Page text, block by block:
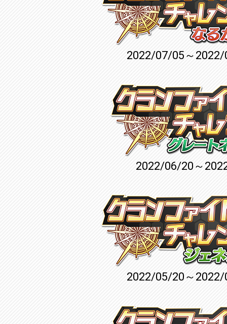
2022/07/05～
2022/06/20～
2022/05/20～